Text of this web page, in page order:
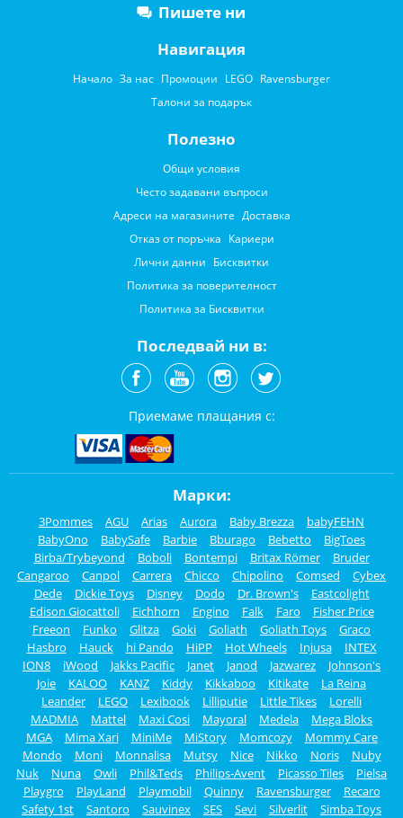
Пишете ни
Навигация
Начало За нас Промоции LEGO Ravensburger
Талони за подарък
Полезно
Общи условия
Често задавани въпроси
Адреси на магазините Доставка
Отказ от поръчка Кариери
Лични данни Бисквитки
Политика за поверителност
Политика за Бисквитки
Последвай ни в:
Приемаме плащания с:
Марки:
3Pommes AGU Arias Aurora Baby Brezza
babyFEHN
BabyOno
BabySafe Barbie Bburago Bebetto
BigToes
Birba/Trybeyond
Boboli Bontempi Britax Römer
Bruder
Cangaroo
Canpol Carrera Chicco Chipolino Comsed
Cybex
Dede
Dickie Toys Disney Dodo Dr. Brown's
Eastcolight
Edison Giocattoli
Eichhorn Engino Falk Faro
Fisher Price
Freeon
Funko Glitza Goki Goliath Goliath Toys
Graco
Hasbro
Hauck hi Pando HiPP Hot Wheels Injusa
INTEX
ION8
iWood Jakks Pacific Janet Janod Jazwarez
Johnson's
Joie
KALOO KANZ Kiddy Kikkaboo Kitikate
La Reina
Leander
LEGO Lexibook Lilliputie Little Tikes
Lorelli
MADMIA
Mattel Maxi Cosi Mayoral Medela
Mega Bloks
MGA
Mima Xari MiniMe MiStory Momcozy
Mommy Care
Mondo
Moni Monnalisa Mutsy Nice Nikko Noris
Nuby
Nuk
Nuna Owli Phil&Teds Philips-Avent Picasso Tiles
Pielsa
Playgro
PlayLand Playmobil Quinny Ravensburger
Recaro
Safety 1st
Santoro Sauvinex SES Sevi Silverlit Simba Toys